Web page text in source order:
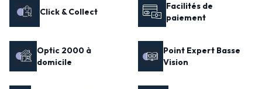
Click & Collect
Facilités de
paiement
Optic 2000 à
domicile
Point Expert Basse
Vision